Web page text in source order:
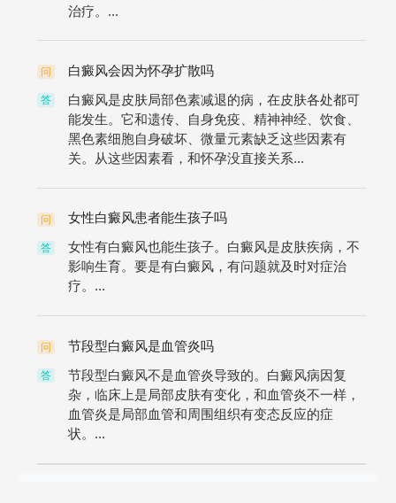
治疗。...
问 白癜风会因为怀孕扩散吗
答
白癜风是皮肤局部色素减退的病，在皮肤各处都可
能发生。它和遗传、自身免疫、精神神经、饮食、
黑色素细胞自身破坏、微量元素缺乏这些因素有
关。从这些因素看，和怀孕没直接关系...
问 女性白癜风患者能生孩子吗
答
女性有白癜风也能生孩子。白癜风是皮肤疾病，不
影响生育。要是有白癜风，有问题就及时对症治
疗。...
问 节段型白癜风是血管炎吗
答
节段型白癜风不是血管炎导致的。白癜风病因复
杂，临床上是局部皮肤有变化，和血管炎不一样，
血管炎是局部血管和周围组织有变态反应的症
状。...